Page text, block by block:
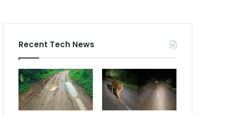
Recent Tech News